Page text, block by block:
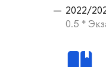
2022/
0.5 *